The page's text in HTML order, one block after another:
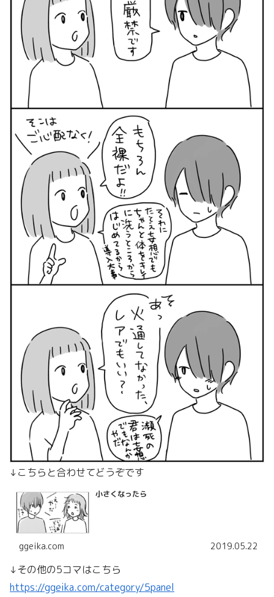
↓こちらと合わせてどうぞです
小さくなったら
ggeika.com 2019.05.22
↓その他の5コマはこちら
https://ggeika.com/category/5panel